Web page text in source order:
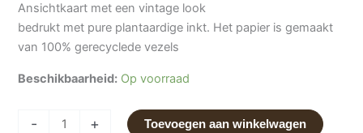
Ansichtkaart met een vintage look
bedrukt met pure plantaardige inkt. Het papier is gemaakt
van 100% gerecyclede vezels
Beschikbaarheid: Op voorraad
- + Toevoegen aan winkelwagen